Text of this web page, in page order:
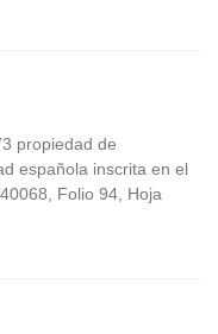
propiedad de
española inscrita en el
Folio 94, Hoja